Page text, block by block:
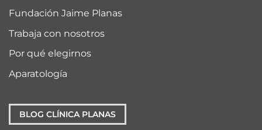
Fundación Jaime Planas
Trabaja con nosotros
Por qué elegirnos
Aparatología
BLOG CLÍNICA PLANAS